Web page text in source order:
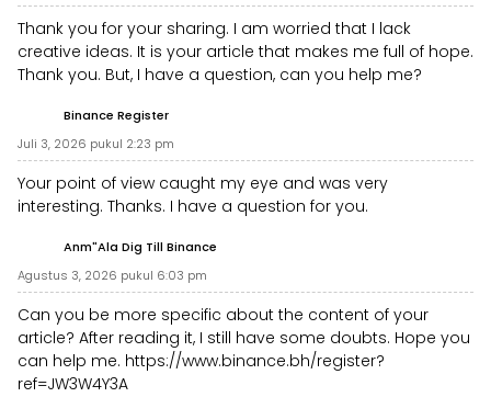
Thank you for your sharing. I am worried that I lack
creative ideas. It is your article that makes me full of hope.
Thank you. But, I have a question, can you help me?
Binance Register
Juli 3, 2026 pukul 2:23 pm
Your point of view caught my eye and was very
interesting. Thanks. I have a question for you.
Anm"ala Dig Till Binance
Agustus 3, 2026 pukul 6:03 pm
Can you be more specific about the content of your
article? After reading it, I still have some doubts. Hope you
can help me. https://www.binance.bh/register?
ref=JW3W4Y3A